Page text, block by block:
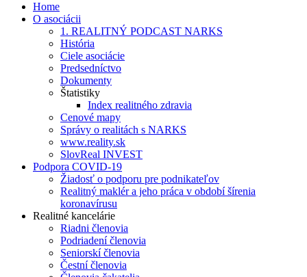
Home
O asociácii
1. REALITNÝ PODCAST NARKS
História
Ciele asociácie
Predsedníctvo
Dokumenty
Štatistiky
Index realitného zdravia
Cenové mapy
Správy o realitách s NARKS
www.reality.sk
SlovReal INVEST
Podpora COVID-19
Žiadosť o podporu pre podnikateľov
Realitný maklér a jeho práca v období šírenia
koronavírusu
Realitné kancelárie
Riadni členovia
Podriadení členovia
Seniorskí členovia
Čestní členovia